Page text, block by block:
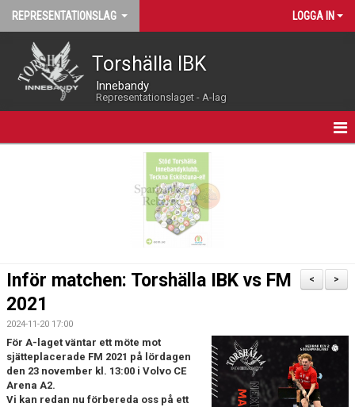
REPRESENTATIONSLAG LOGGA IN
Torshälla IBK
Innebandy
Representationslaget - A-lag
KALENDER
TRUPPEN
GÄSTBOK
KONTAKT
>
<
Inför matchen: Torshälla IBK vs FM
2021
2024-11-20 17:00
För A-laget väntar ett möte mot
sjätteplacerade FM 2021 på lördagen
den 23 november kl. 13:00 i Volvo CE
Arena A2.
Vi kan redan nu förbereda oss på ett